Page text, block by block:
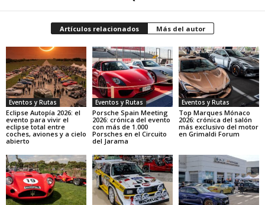
Artículos relacionados Más del autor
Eventos y Rutas
Eclipse Autopía 2026: el
evento para vivir el
eclipse total entre
coches, aviones y a cielo
abierto
Eventos y Rutas
Porsche Spain Meeting
2026: crónica del evento
con más de 1.000
Porsches en el Circuito
del Jarama
Eventos y Rutas
Top Marques Mónaco
2026: crónica del salón
más exclusivo del motor
en Grimaldi Forum